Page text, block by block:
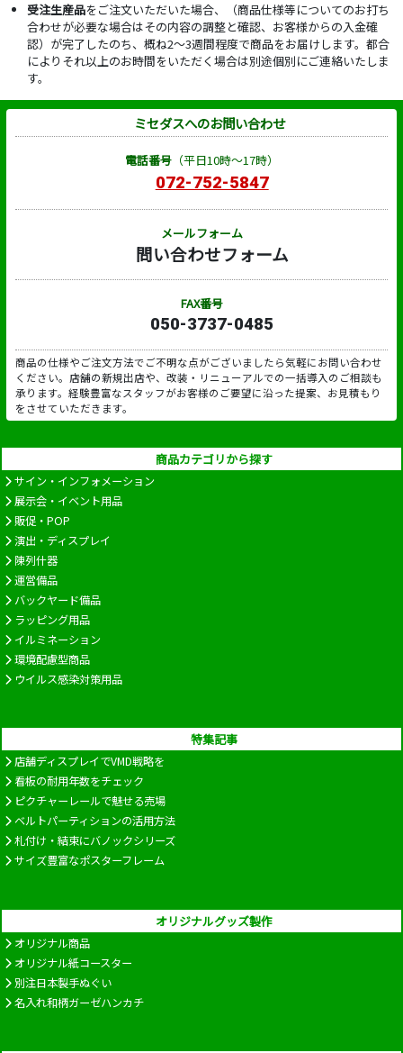
受注生産品をご注文いただいた場合、（商品仕様等についてのお打ち
合わせが必要な場合はその内容の調整と確認、お客様からの入金確
認）が完了したのち、概ね2～3週間程度で商品をお届けします。都合
によりそれ以上のお時間をいただく場合は別途個別にご連絡いたしま
す。
ミセダスへのお問い合わせ
電話番号（平日10時～17時）
072-752-5847
メールフォーム
問い合わせフォーム
FAX番号
050-3737-0485
商品の仕様やご注文方法でご不明な点がございましたら気軽にお問い合わせ
ください。店舗の新規出店や、改装・リニューアルでの一括導入のご相談も
承ります。経験豊富なスタッフがお客様のご要望に沿った提案、お見積もり
をさせていただきます。
商品カテゴリから探す
サイン・インフォメーション
展示会・イベント用品
販促・POP
演出・ディスプレイ
陳列什器
運営備品
バックヤード備品
ラッピング用品
イルミネーション
環境配慮型商品
ウイルス感染対策用品
特集記事
店舗ディスプレイでVMD戦略を
看板の耐用年数をチェック
ピクチャーレールで魅せる売場
ベルトパーティションの活用方法
札付け・結束にバノックシリーズ
サイズ豊富なポスターフレーム
オリジナルグッズ製作
オリジナル商品
オリジナル紙コースター
別注日本製手ぬぐい
名入れ和柄ガーゼハンカチ